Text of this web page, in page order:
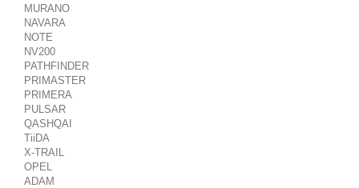
MURANO
NAVARA
NOTE
NV200
PATHFINDER
PRIMASTER
PRIMERA
PULSAR
QASHQAI
TiiDA
X-TRAIL
OPEL
ADAM